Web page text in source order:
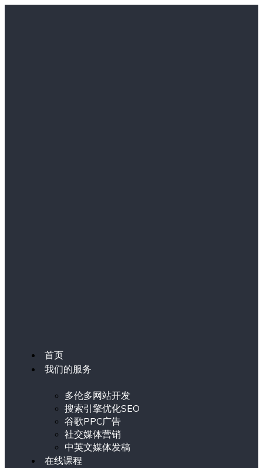
首页
我们的服务
多伦多网站开发
搜索引擎优化SEO
谷歌PPC广告
社交媒体营销
中英文媒体发稿
在线课程